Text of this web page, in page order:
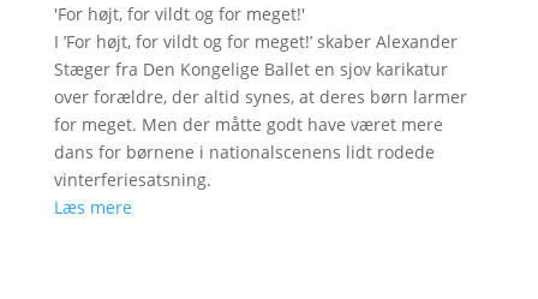
'For højt, for vildt og for meget!'
I ’For højt, for vildt og for meget!’ skaber Alexander
Stæger fra Den Kongelige Ballet en sjov karikatur
over forældre, der altid synes, at deres børn larmer
for meget. Men der måtte godt have været mere
dans for børnene i nationalscenens lidt rodede
vinterferiesatsning.
Læs mere